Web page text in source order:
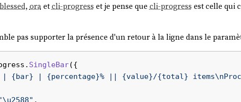
blessed, oraetcli-progress et je pense que cli-progress est celle qui
pas supporter la présence d'un retour à la ligne dans le
SingleBar({
| {bar} | {percentage}% || {value}/{total}
,